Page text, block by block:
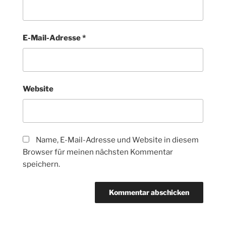
E-Mail-Adresse*
Website
Name, E-Mail-Adresse und Website in diesem
Browser für meinen nächsten Kommentar
speichern.